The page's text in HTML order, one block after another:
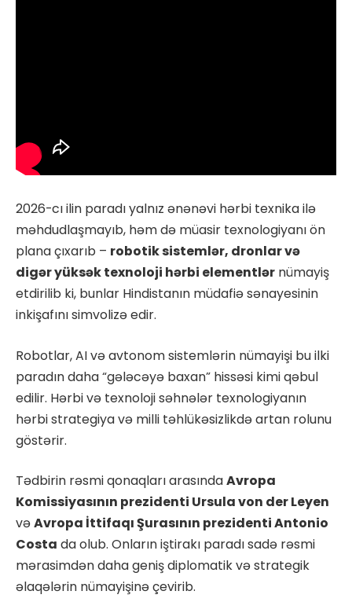
2026-cı ilin paradı yalnız ənənəvi hərbi texnika ilə
məhdudlaşmayıb, həm də müasir texnologiyanı ön
plana çıxarıb – robotik sistemlər, dronlar və
digər yüksək texnoloji hərbi elementlər nümayiş
etdirilib ki, bunlar Hindistanın müdafiə sənayesinin
inkişafını simvolizə edir.
Robotlar, AI və avtonom sistemlərin nümayişi bu ilki
paradın daha “gələcəyə baxan” hissəsi kimi qəbul
edilir. Hərbi və texnoloji səhnələr texnologiyanın
hərbi strategiya və milli təhlükəsizlikdə artan rolunu
göstərir.
Tədbirin rəsmi qonaqları arasındaAvropa
Komissiyasının prezidenti Ursula von der Leyen
vəAvropa İttifaqı Şurasının prezidenti Antonio
Costa da olub. Onların iştirakı paradı sadə rəsmi
mərasimdən daha geniş diplomatik və strategik
əlaqələrin nümayişinə çevirib.